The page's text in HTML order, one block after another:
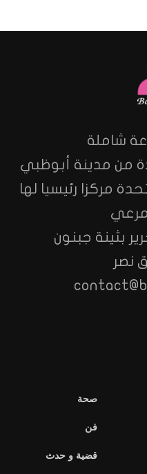
شاملة
من مدينة أبوظبي
مركزا رئيسيا لها
مرعي
بثينة جبنون
نصر
صحة
فن
قضية و حدث